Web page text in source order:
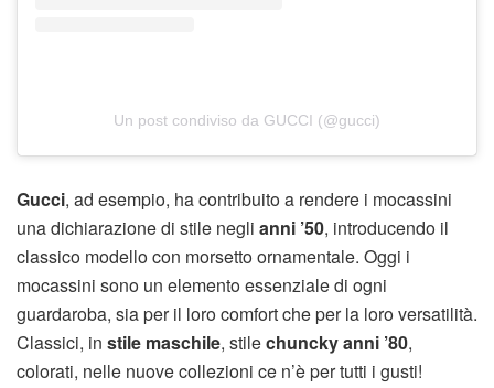
Un post condiviso da GUCCI (@gucci)
Gucci, ad esempio, ha contribuito a rendere i mocassini
una dichiarazione di stile negli anni ’50, introducendo il
classico modello con morsetto ornamentale. Oggi i
mocassini sono un elemento essenziale di ogni
guardaroba, sia per il loro comfort che per la loro versatilità.
Classici, in stile maschile, stilechuncky anni ’80,
colorati, nelle nuove collezioni ce n’è per tutti i gusti!